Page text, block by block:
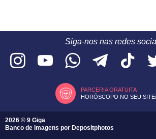
Siga-nos nas redes
PARCERIA GRATUITA
HORÓSCOPO NO SEU
2026 © 9 Giga
Banco de imagens por Depositphotos